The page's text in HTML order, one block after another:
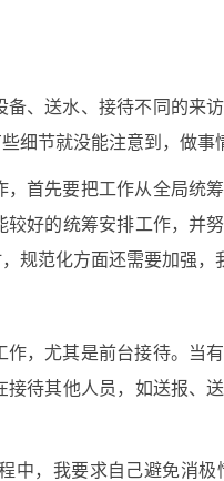
、送水、接待不同的来
细节就没能注意到，做事
首先要把工作从全局统
好的统筹安排工作，并
规范化方面还需要加强，
，尤其是前台接待。当
待其他人员，如送报、
中，我要求自己避免消